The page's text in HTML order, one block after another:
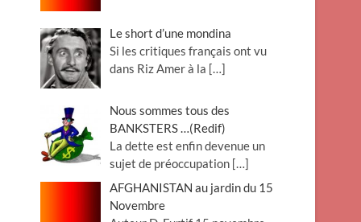
Le short d’une mondina
Si les critiques français ont vu
dans Riz Amer à la […]
Nous sommes tous des
BANKSTERS …(Redif)
La dette est enfin devenue un
sujet de préoccupation […]
AFGHANISTAN au jardin du 15
Novembre